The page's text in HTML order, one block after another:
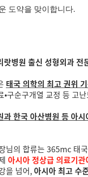
도약을 맞이합니다.
병원 출신 성형외과 전
태국 의학의 최고 권위
•구순구개열 교정 등 고
과 한국 아산병원 등 아
님의 합류는 365mc 태
아시아 정상급 의료기
을 넘어,아시아 최고 수